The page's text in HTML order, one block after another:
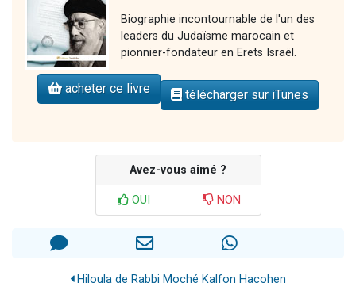
Biographie incontournable de l'un des
leaders du Judaïsme marocain et
pionnier-fondateur en Erets Israël.
acheter ce livre télécharger sur iTunes
Avez-vous aimé ?
OUI NON
Hiloula de Rabbi Moché Kalfon Hacohen